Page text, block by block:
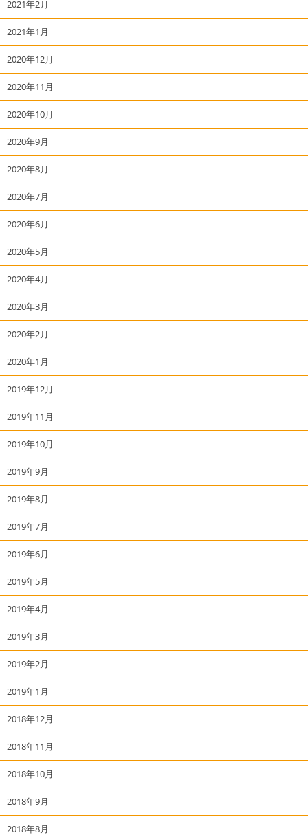
2021年2月
2021年1月
2020年12月
2020年11月
2020年10月
2020年9月
2020年8月
2020年7月
2020年6月
2020年5月
2020年4月
2020年3月
2020年2月
2020年1月
2019年12月
2019年11月
2019年10月
2019年9月
2019年8月
2019年7月
2019年6月
2019年5月
2019年4月
2019年3月
2019年2月
2019年1月
2018年12月
2018年11月
2018年10月
2018年9月
2018年8月